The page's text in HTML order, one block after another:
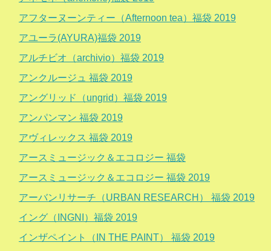
アフターヌーンティー（Afternoon tea）福袋 2019
アユーラ(AYURA)福袋 2019
アルチビオ（archivio）福袋 2019
アンクルージュ 福袋 2019
アングリッド（ungrid）福袋 2019
アンパンマン 福袋 2019
アヴィレックス 福袋 2019
アースミュージック＆エコロジー 福袋
アースミュージック＆エコロジー 福袋 2019
アーバンリサーチ（URBAN RESEARCH） 福袋 2019
イング（INGNI）福袋 2019
インザペイント（IN THE PAINT） 福袋 2019